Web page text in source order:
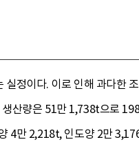
정이다. 이로 인해 과다한
산량은 51만 1,738t으로
4만 2,218t, 인도양 2만